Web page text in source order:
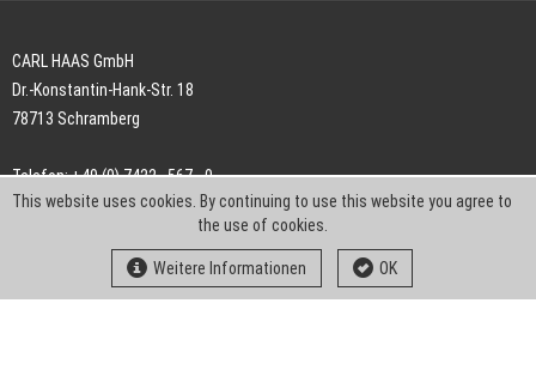
CARL HAAS GmbH
Dr.-Konstantin-Hank-Str. 18
78713 Schramberg
Telefon: +49 (0) 7422 . 567 - 0
Telefax: +49 (0) 7422 . 567 - 239
info-ch@kern-liebers.com
This website uses cookies. By continuing to use this website you agree to
the use of cookies.
Weitere Informationen OK